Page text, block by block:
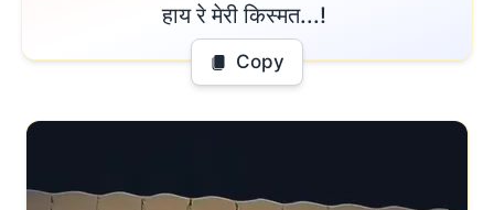
हाय रे मेरी किस्मत...!
Copy